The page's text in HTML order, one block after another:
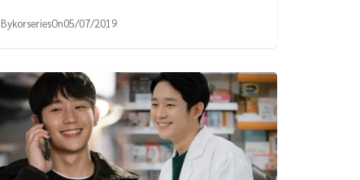
BykorseriesOn05/07/2019